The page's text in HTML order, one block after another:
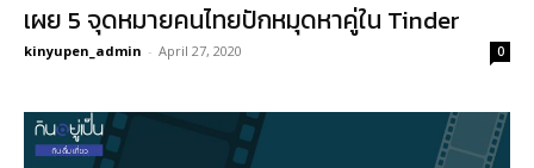
เผย 5 จุดหมายคนไทยปักหมุดหาคู่ใน Tinder
kinyupen_admin - April 27, 2020 0